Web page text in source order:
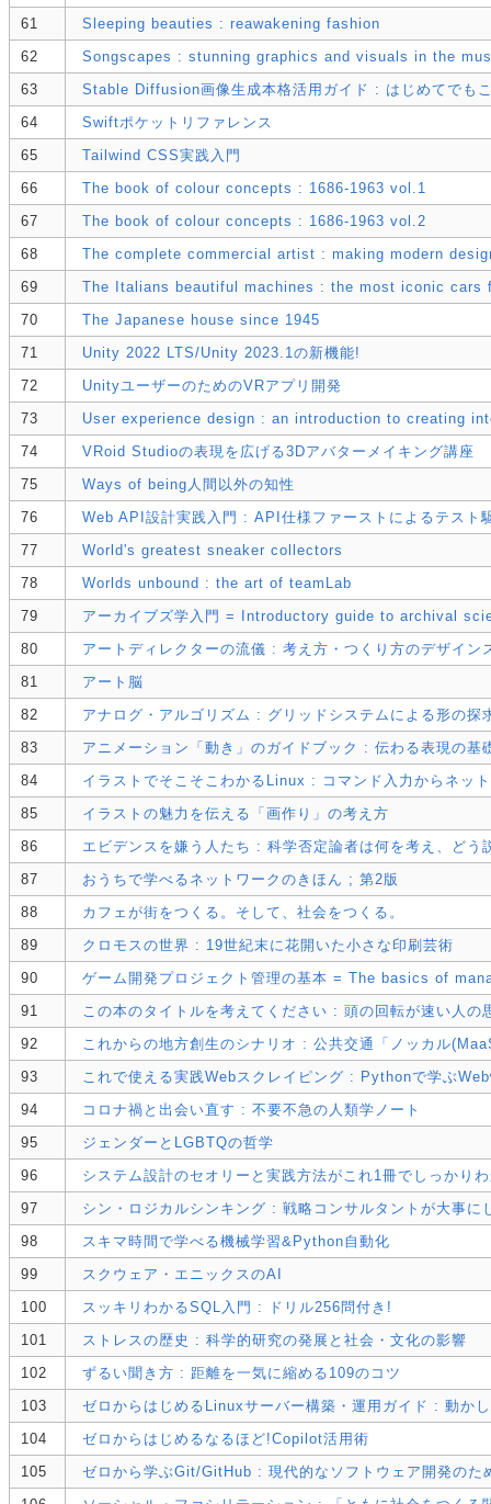
61
Sleeping beauties : reawakening fashion
62
Songscapes : stunning graphics and visuals in the
63
Stable Diffusion画像生成本格活用ガイド : はじめてでも
64
Swiftポケットリファレンス
65
Tailwind CSS実践入門
66
The book of colour concepts : 1686-1963 vol.1
67
The book of colour concepts : 1686-1963 vol.2
68
The complete commercial artist : making modern
69
The Italians beautiful machines : the most iconic cars
70
The Japanese house since 1945
71
Unity 2022 LTS/Unity 2023.1の新機能!
72
UnityユーザーのためのVRアプリ開発
73
User experience design : an introduction to creating
74
VRoid Studioの表現を広げる3Dアバターメイキング講座
75
Ways of being人間以外の知性
76
Web API設計実践入門 : API仕様ファーストによるテスト
77
World's greatest sneaker collectors
78
Worlds unbound : the art of teamLab
79
アーカイブズ学入門 = Introductory guide to archival
80
アートディレクターの流儀 : 考え方・つくり方のデザイン
81
アート脳
82
アナログ・アルゴリズム : グリッドシステムによる形の探
83
アニメーション「動き」のガイドブック : 伝わる表現の基
84
イラストでそこそこわかるLinux : コマンド入力からネッ
85
イラストの魅力を伝える「画作り」の考え方
86
エビデンスを嫌う人たち : 科学否定論者は何を考え、どう
87
おうちで学べるネットワークのきほん ; 第2版
88
カフェが街をつくる。そして、社会をつくる。
89
クロモスの世界 : 19世紀末に花開いた小さな印刷芸術
90
ゲーム開発プロジェクト管理の基本 = The basics of
91
この本のタイトルを考えてください : 頭の回転が速い人の
92
これからの地方創生のシナリオ : 公共交通「ノッカル
93
これで使える実践Webスクレイピング : Pythonで学ぶ
94
コロナ禍と出会い直す : 不要不急の人類学ノート
95
ジェンダーとLGBTQの哲学
96
システム設計のセオリーと実践方法がこれ1冊でしっかり
97
シン・ロジカルシンキング : 戦略コンサルタントが大事に
98
スキマ時間で学べる機械学習&Python自動化
99
スクウェア・エニックスのAI
100
スッキリわかるSQL入門 : ドリル256問付き!
101
ストレスの歴史 : 科学的研究の発展と社会・文化の影響
102
ずるい聞き方 : 距離を一気に縮める109のコツ
103
ゼロからはじめるLinuxサーバー構築・運用ガイド : 動か
104
ゼロからはじめるなるほど!Copilot活用術
105
ゼロから学ぶGit/GitHub : 現代的なソフトウェア開発のた